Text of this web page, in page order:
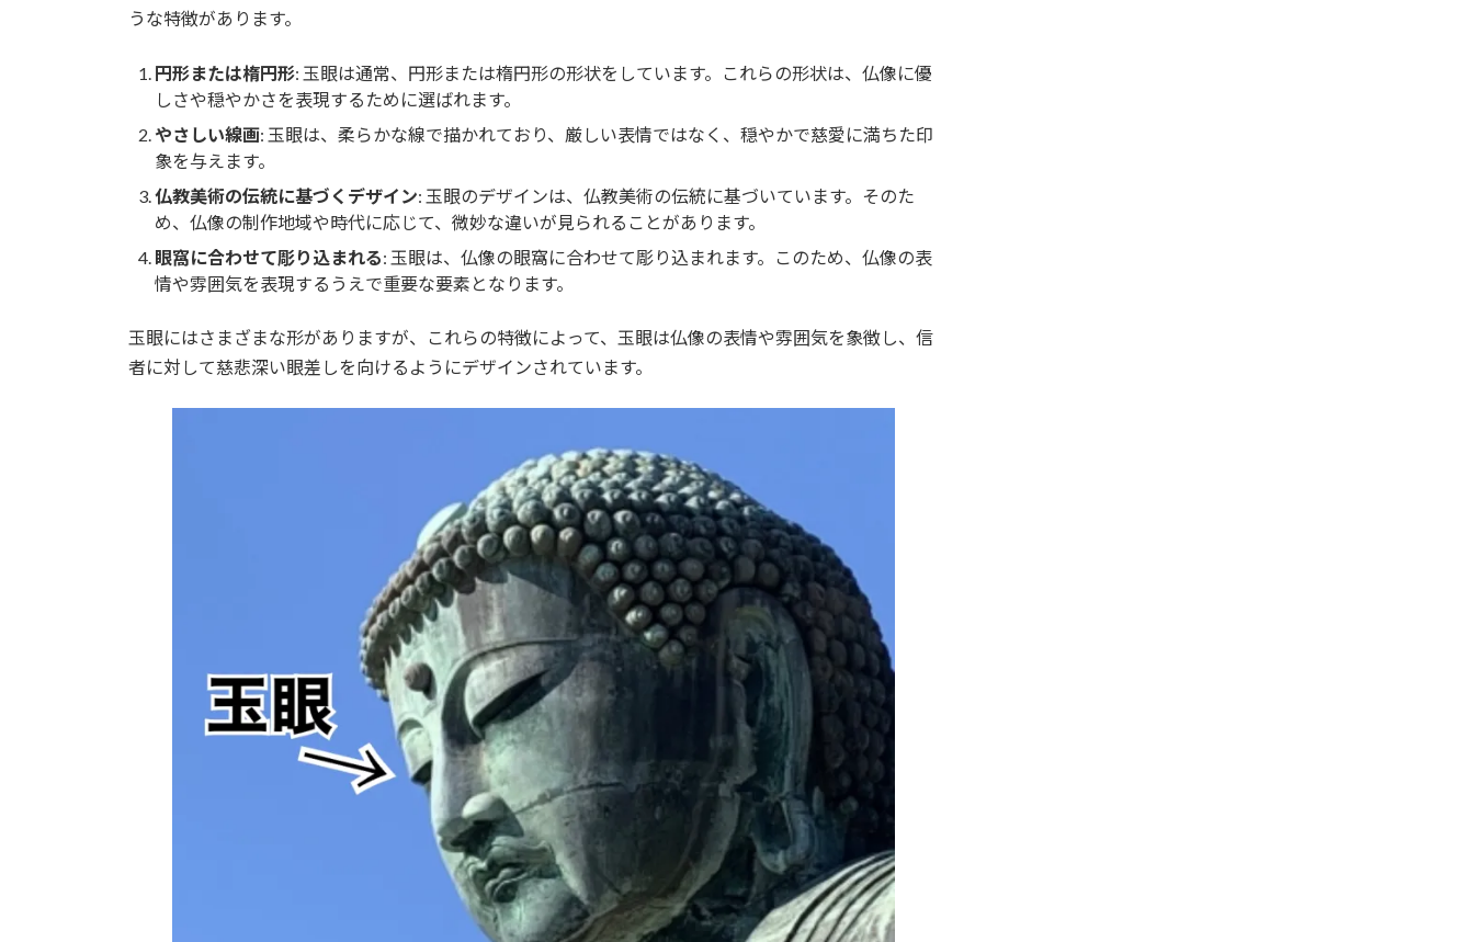
うな特徴があります。
円形または楕円形: 玉眼は通常、円形または楕円形の形状をしています。これらの形状は、仏像に優
しさや穏やかさを表現するために選ばれます。
やさしい線画: 玉眼は、柔らかな線で描かれており、厳しい表情ではなく、穏やかで慈愛に満ちた印
象を与えます。
仏教美術の伝統に基づくデザイン: 玉眼のデザインは、仏教美術の伝統に基づいています。そのた
め、仏像の制作地域や時代に応じて、微妙な違いが見られることがあります。
眼窩に合わせて彫り込まれる: 玉眼は、仏像の眼窩に合わせて彫り込まれます。このため、仏像の表
情や雰囲気を表現するうえで重要な要素となります。
玉眼にはさまざまな形がありますが、これらの特徴によって、玉眼は仏像の表情や雰囲気を象徴し、信
者に対して慈悲深い眼差しを向けるようにデザインされています。